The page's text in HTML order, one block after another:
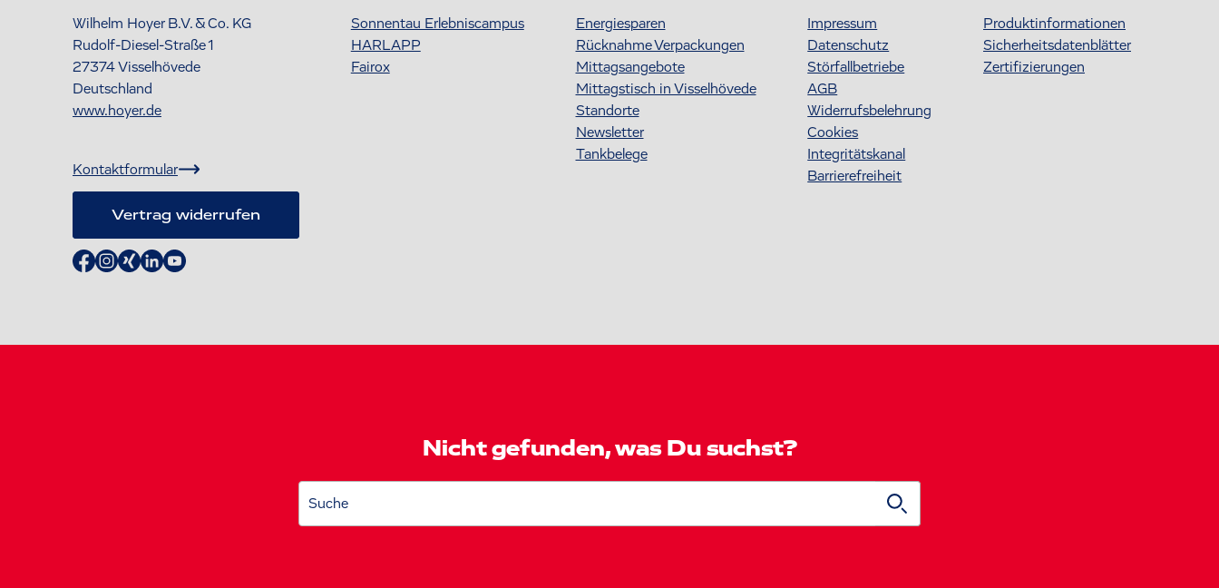
Wilhelm Hoyer B.V. & Co. KG
Rudolf-Diesel-Straße 1
27374Visselhövede
Deutschland
www.hoyer.de
Kontaktformular
Vertrag widerrufen
Sonnentau Erlebniscampus
HARLAPP
Fairox
Energiesparen
Rücknahme Verpackungen
Mittagsangebote
Mittagstisch in Visselhövede
Standorte
Newsletter
Tankbelege
Impressum
Datenschutz
Störfallbetriebe
AGB
Widerrufsbelehrung
Cookies
Integritätskanal
Barrierefreiheit
Produktinformationen
S icherheitsdatenblätter
Zertifizierungen
Nicht gefunden, was Du suchst?
Suche